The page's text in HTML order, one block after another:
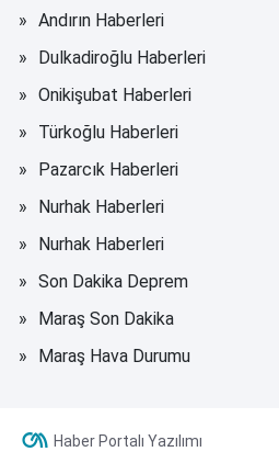
Andırın Haberleri
Dulkadiroğlu Haberleri
Onikişubat Haberleri
Türkoğlu Haberleri
Pazarcık Haberleri
Nurhak Haberleri
Nurhak Haberleri
Son Dakika Deprem
Maraş Son Dakika
Maraş Hava Durumu
Haber Portalı Yazılımı